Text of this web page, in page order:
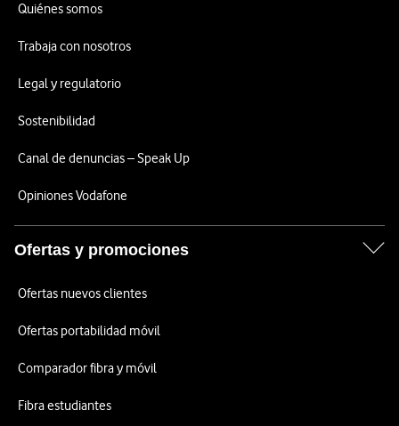
Quiénes somos
Trabaja con nosotros
Legal y regulatorio
Sostenibilidad
Canal de denuncias – Speak Up
Opiniones Vodafone
Ofertas y promociones
Ofertas nuevos clientes
Ofertas portabilidad móvil
Comparador fibra y móvil
Fibra estudiantes